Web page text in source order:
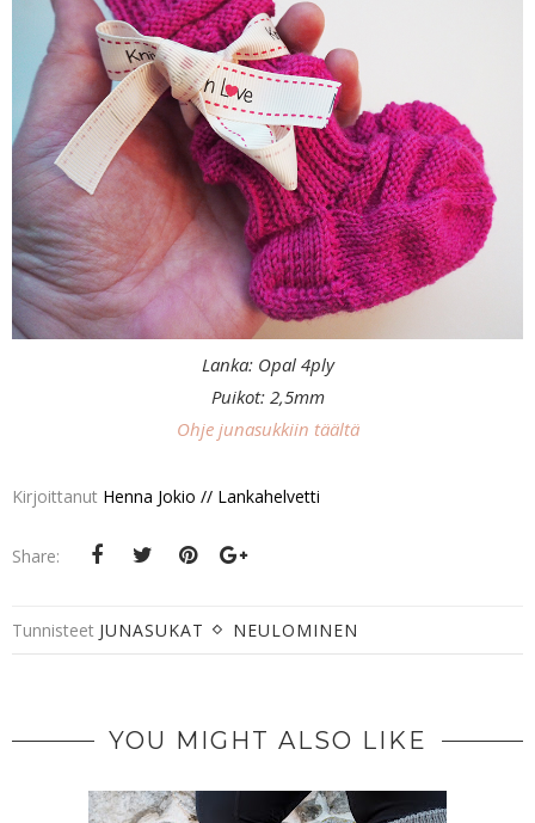
Lanka: Opal 4ply
Puikot: 2,5mm
Ohje junasukkiin täältä
Kirjoittanut Henna Jokio // Lankahelvetti
Share:
Tunnisteet JUNASUKAT NEULOMINEN
YOU MIGHT ALSO LIKE